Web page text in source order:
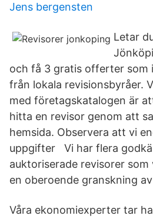
Jens bergensten
Letar
och få 3 gratis offerter som
från lokala revisionsbyråer.
med företagskatalogen är
hitta en revisor genom att
hemsida. Observera att vi
uppgifter Vi har flera
auktoriserade revisorer
en oberoende granskning
Våra ekonomiexperter tar